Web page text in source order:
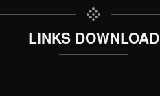
LINKS DOWNLOAD